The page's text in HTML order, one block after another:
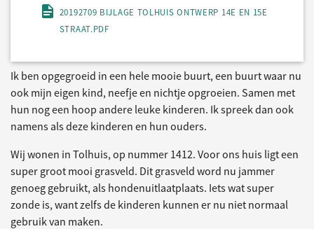
20192709 BIJLAGE TOLHUIS ONTWERP 14E EN 15E
STRAAT.PDF
Ik ben opgegroeid in een hele mooie buurt, een buurt waar nu
ook mijn eigen kind, neefje en nichtje opgroeien. Samen met
hun nog een hoop andere leuke kinderen. Ik spreek dan ook
namens als deze kinderen en hun ouders.
Wij wonen in Tolhuis, op nummer 1412. Voor ons huis ligt een
super groot mooi grasveld. Dit grasveld word nu jammer
genoeg gebruikt, als hondenuitlaatplaats. Iets wat super
zonde is, want zelfs de kinderen kunnen er nu niet normaal
gebruik van maken.